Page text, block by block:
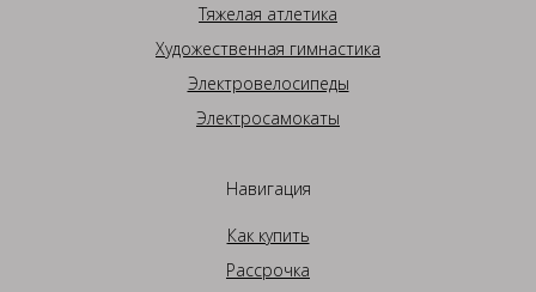
Тяжелая атлетика
Художественная гимнастика
Электровелосипеды
Электросамокаты
Навигация
Как купить
Рассрочка